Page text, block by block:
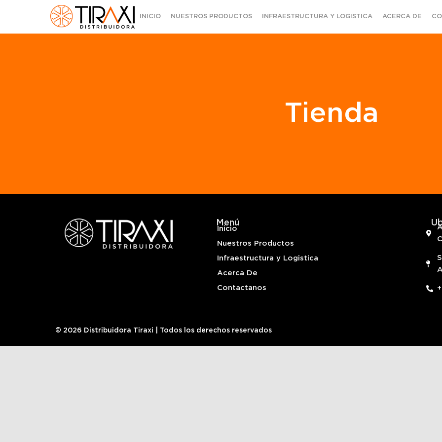
INICIO NUESTROS PRODUCTOS INFRAESTRUCTURA Y LOGISTICA ACERCA DE
Tienda
Menú
Inicio
Nuestros Productos
Infraestructura y Logistica
Acerca De
Contactanos
© 2026 Distribuidora Tiraxi | Todos los derechos reservados